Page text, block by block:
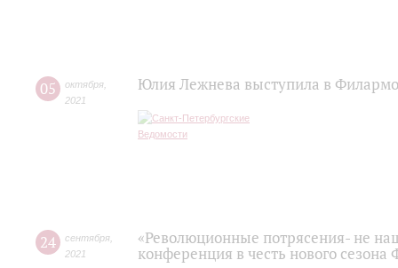
05 октября
2021
Юлия Лежнева выступила в
24 сентября
2021
«Революционные потрясения- не
конференция в честь нового